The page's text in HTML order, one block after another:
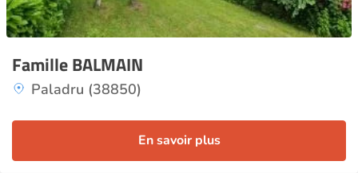
Famille BALMAIN
Paladru (38850)
En savoir plus